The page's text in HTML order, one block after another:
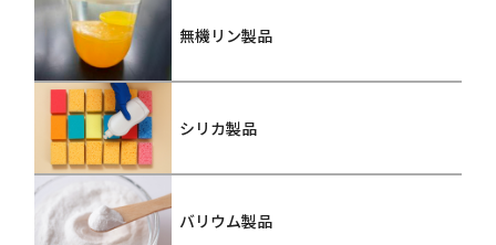
無機リン製品
シリカ製品
バリウム製品